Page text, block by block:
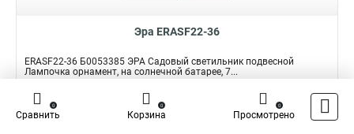
Эра ERASF22-36
ERASF22-36 Б0053385 ЭРА Садовый светильник подвесной
Лампочка орнамент, на солнечной батарее, 7...
Подробнее
Наличие:
Сравнить
0
Корзина
0
Просмотрено
0